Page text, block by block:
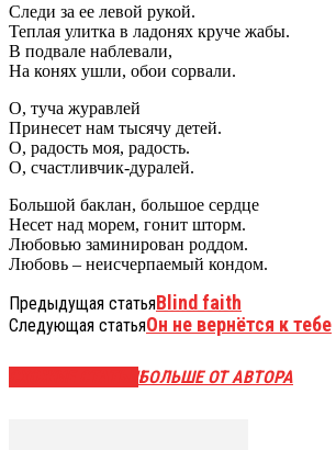
Следи за ее левой рукой.
Теплая улитка в ладонях круче жабы.
В подвале наблевали,
На конях ушли, обои сорвали.
О, туча журавлей
Принесет нам тысячу детей.
О, радость моя, радость.
О, счастливчик-дуралей.
Большой баклан, большое сердце
Несет над морем, гонит шторм.
Любовью заминирован роддом.
Любовь – неисчерпаемый кондом.
Предыдущая статьяBlind faith
Следующая статьяОн не вернётся к тебе
БОЛЬШЕ ОТ АВТОРА